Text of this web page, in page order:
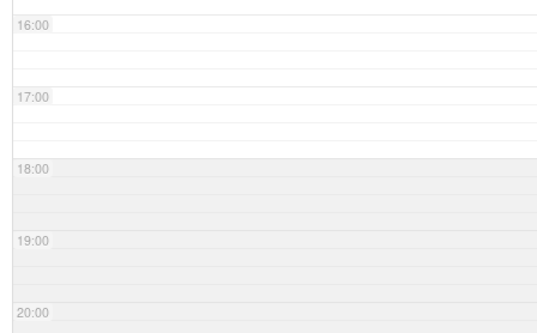
16:00
17:00
18:00
19:00
20:00